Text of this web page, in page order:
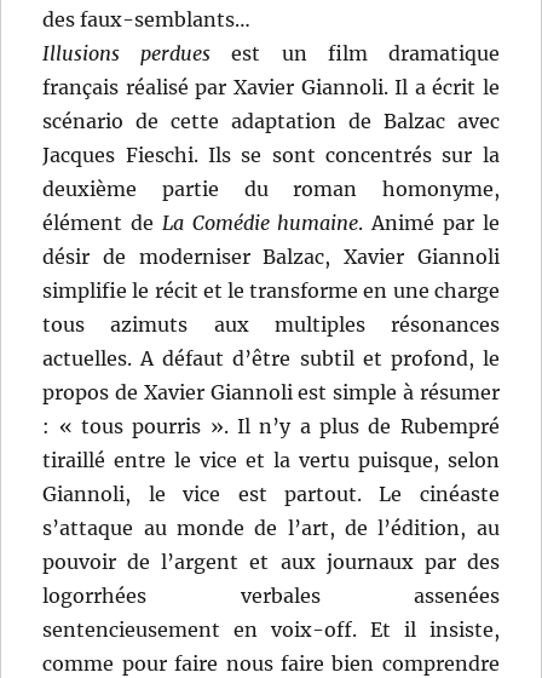
des faux-semblants…
Illusions perdues est un film dramatique
français réalisé par Xavier Giannoli. Il a écrit le
scénario de cette adaptation de Balzac avec
Jacques Fieschi. Ils se sont concentrés sur la
deuxième partie du roman homonyme,
élément de La Comédie humaine. Animé par le
désir de moderniser Balzac, Xavier Giannoli
simplifie le récit et le transforme en une charge
tous azimuts aux multiples résonances
actuelles. A défaut d’être subtil et profond, le
propos de Xavier Giannoli est simple à résumer
: « tous pourris ». Il n’y a plus de Rubempré
tiraillé entre le vice et la vertu puisque, selon
Giannoli, le vice est partout. Le cinéaste
s’attaque au monde de l’art, de l’édition, au
pouvoir de l’argent et aux journaux par des
logorrhées verbales assenées
sentencieusement en voix-off. Et il insiste,
comme pour faire nous faire bien comprendre